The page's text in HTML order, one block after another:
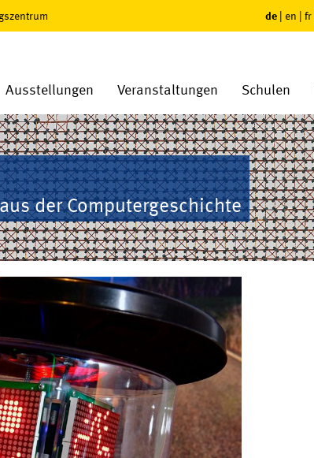
de | en | fr
Ausstellungen Veranstaltungen Schulen
der Computergeschichte